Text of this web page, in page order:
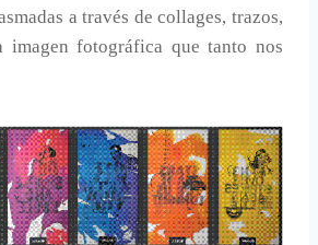
a través de collages, trazos,
imagen fotográfica que tanto nos